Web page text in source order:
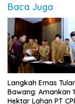
Baca Juga
Langkah Emas
Bawang: Amankan
Hektar Lahan PT